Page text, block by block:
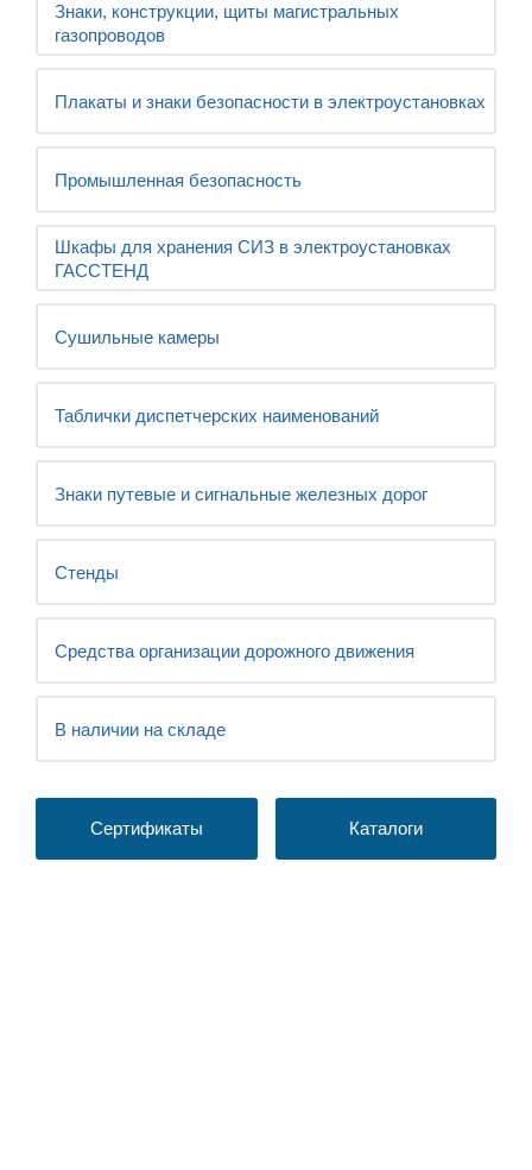
Знаки, конструкции, щиты магистральных
газопроводов
Плакаты и знаки безопасности в электроустановках
Промышленная безопасность
Шкафы для хранения СИЗ в электроустановках
ГАССТЕНД
Сушильные камеры
Таблички диспетчерских наименований
Знаки путевые и сигнальные железных дорог
Стенды
Средства организации дорожного движения
В наличии на складе
Сертификаты Каталоги